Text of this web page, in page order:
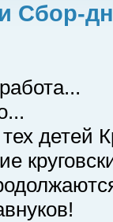
Сбор-
детей